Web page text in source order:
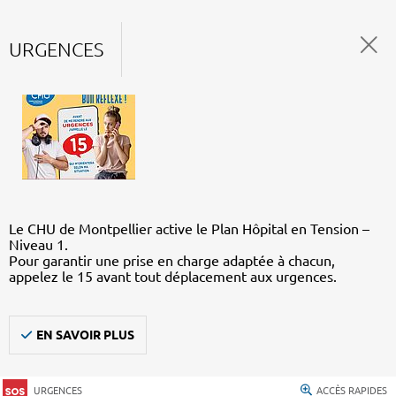
URGENCES
Le CHU de Montpellier active le Plan Hôpital en Tension –
Niveau 1.
Pour garantir une prise en charge adaptée à chacun,
appelez le 15 avant tout déplacement aux urgences.
EN SAVOIR PLUS
URGENCES ACCÈS RAPIDES